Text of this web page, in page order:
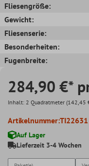
Fliesengröße:
Gewicht:
Fliesenserie:
Besonderheiten:
Fugenbreite:
284,90 €*
Inhalt: 2 Quadratmeter (142,45
Artikelnummer:TI22631
Auf Lager
Lieferzeit 3-4 Wochen